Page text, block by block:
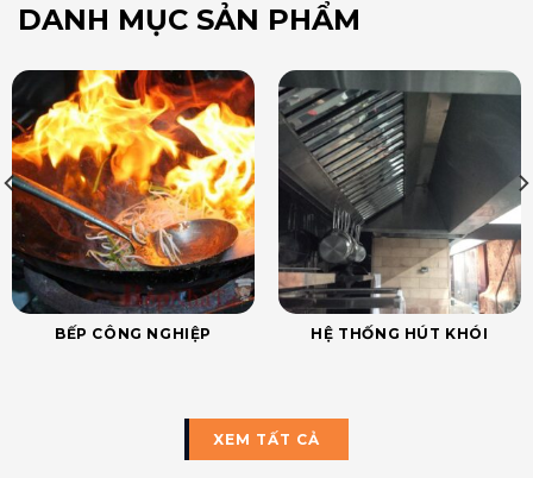
DANH MỤC SẢN PHẨM
BẾP CÔNG NGHIỆP HỆ THỐNG HÚT KHÓI
XEM TẤT CẢ